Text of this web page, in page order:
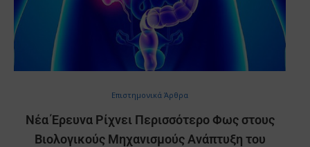
Επιστημονικά Άρθρα
Νέα Έρευνα Ρίχνει Περισσότερο Φως στους
Βιολογικούς Μηχανισμούς Ανάπτυξη του